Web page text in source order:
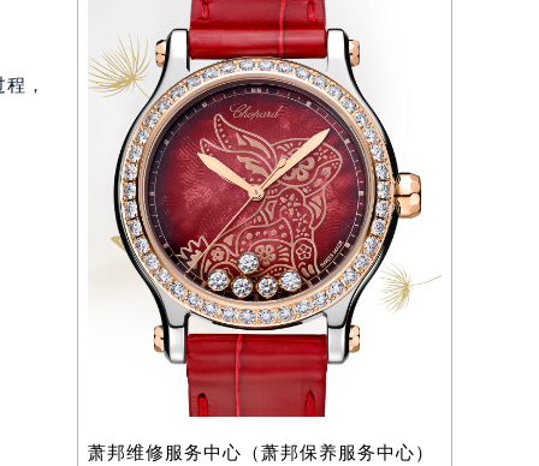
，
萧邦维修服务中心（萧邦保养服务中心）